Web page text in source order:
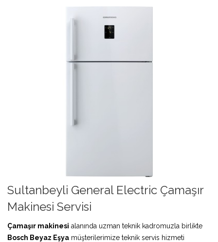
Sultanbeyli General Electric Çamaşır
Makinesi Servisi
Çamaşır makinesi alanında uzman teknik kadromuzla birlikte
Bosch Beyaz Eşya müşterilerimize teknik servis hizmeti